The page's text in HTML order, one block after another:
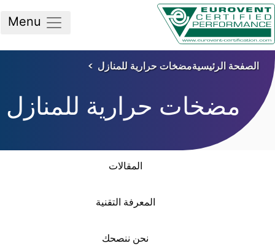
الرئيسيةمضخات حرارية للمنازل
مضخات حرارية للمنازل
المقالات
المعرفة التقنية
نحن ننصحك